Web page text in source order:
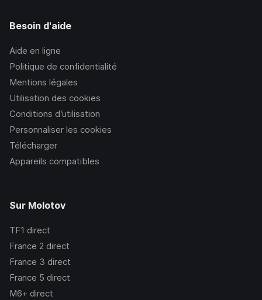
Besoin d'aide
Aide en ligne
Politique de confidentialité
Mentions légales
Utilisation des cookies
Conditions d’utilisation
Personnaliser les cookies
Télécharger
Appareils compatibles
Sur Molotov
TF1 direct
France 2 direct
France 3 direct
France 5 direct
M6+ direct